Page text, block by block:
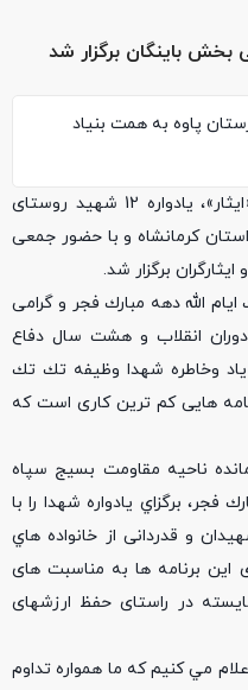
بخش باینگان برگزار شد
پاوه به همت بنیاد
و به نقل از «ایثار»، یادواره 12 شهید روستای
کرمانشاه و با حضور جمعی
برگزار شد.
الله دهه مبارك فجر و گرامی
انقلاب و هشت سال دفاع
وخاطره شهدا وظيفه تك تك
هایی كم ترين كاری است كه
ناحيه مقاومت بسيج سپاه
فجر، برگزاي يادواره شهدا را با
و قدردانی از خانواده هاي
این برنامه ها به مناسبت های
در راستای حفظ ارزشهای
مي كنيم كه ما همواره تداوم